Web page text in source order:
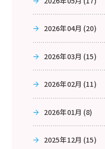
2026年04月 (20)
2026年03月 (15)
2026年02月 (11)
2026年01月 (8)
2025年12月 (15)